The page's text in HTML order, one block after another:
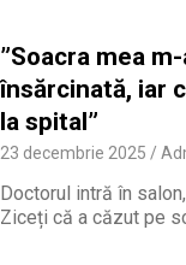
”Soacra mea
însărcinată, iar
la spital”
23 decembrie 2025
Doctorul intră în
Ziceți că a căzut pe